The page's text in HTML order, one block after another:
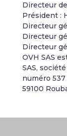
Directeur
Président :
Directeur
Directeur
Directeur
OVH SAS
SAS,
numéro
59100